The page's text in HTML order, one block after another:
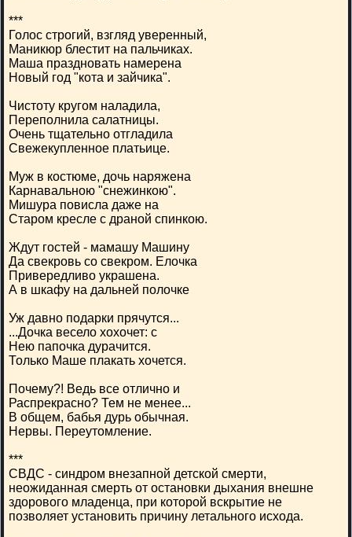
***
Голос строгий, взгляд уверенный,
Маникюр блестит на пальчиках.
Маша праздновать намерена
Новый год "кота и зайчика".
Чистоту кругом наладила,
Переполнила салатницы.
Очень тщательно отгладила
Свежекупленное платьице.
Муж в костюме, дочь наряжена
Карнавальною "снежинкою".
Мишура повисла даже на
Старом кресле с драной спинкою.
Ждут гостей - мамашу Машину
Да свекровь со свекром. Елочка
Привередливо украшена.
А в шкафу на дальней полочке
Уж давно подарки прячутся...
...Дочка весело хохочет: с
Нею папочка дурачится.
Только Маше плакать хочется.
Почему?! Ведь все отлично и
Распрекрасно? Тем не менее...
В общем, бабья дурь обычная.
Нервы. Переутомление.
***
СВДС - синдром внезапной детской смерти,
неожиданная смерть от остановки дыхания внешне
здорового младенца, при которой вскрытие не
позволяет установить причину летального исхода.